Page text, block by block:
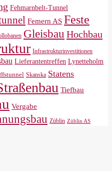
Fehmarnbelt-Tunnel
Femern AS Feste
Gleisbau Hochbau
Infrastrukturinvestitionen
Lieferantentreffen Lynetteholm
Skanska Statens
Tiefbau
Vergabe
Züblin Züblin AS